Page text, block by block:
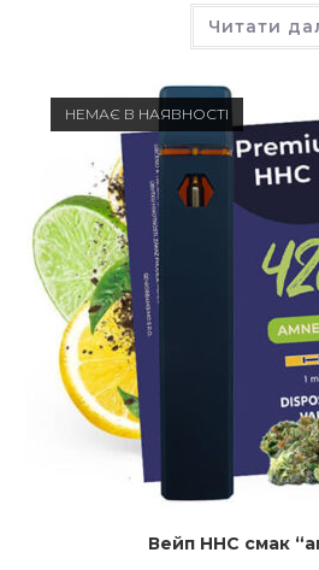
Читати
НЕМАЄ В НАЯВНОСТІ
Вейп HHC смак